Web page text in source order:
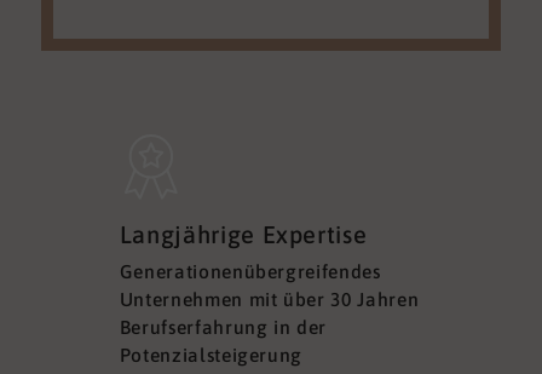
Langjährige Expertise
Generationenübergreifendes
Unternehmen mit über 30 Jahren
Berufserfahrung in der
Potenzialsteigerung